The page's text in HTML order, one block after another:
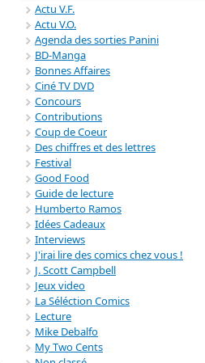
Actu V.F.
Actu V.O.
Agenda des sorties Panini
BD-Manga
Bonnes Affaires
Ciné TV DVD
Concours
Contributions
Coup de Coeur
Des chiffres et des lettres
Festival
Good Food
Guide de lecture
Humberto Ramos
Idées Cadeaux
Interviews
J'irai lire des comics chez vous !
J. Scott Campbell
Jeux video
La Séléction Comics
Lecture
Mike Debalfo
My Two Cents